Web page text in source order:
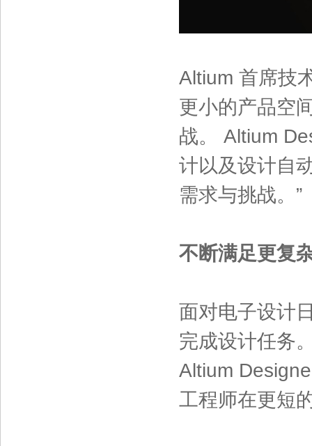
Altium 首席技
更小的产品空
战。 Altium
计以及设计自
需求与挑战。”
不断满足更复
面对电子设计
完成设计任务
Altium
工程师在更短